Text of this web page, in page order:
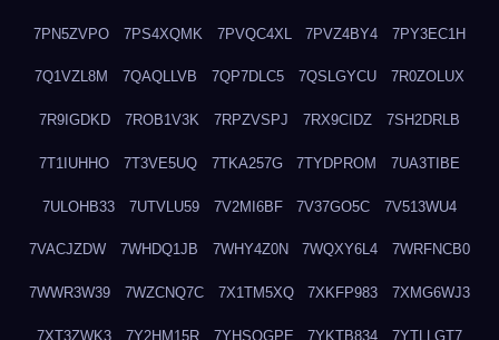
7PN5ZVPO 7PS4XQMK 7PVQC4XL 7PVZ4BY4 7PY3EC1H
7Q1VZL8M 7QAQLLVB 7QP7DLC5 7QSLGYCU 7R0ZOLUX
7R9IGDKD 7ROB1V3K 7RPZVSPJ 7RX9CIDZ 7SH2DRLB
7T1IUHHO 7T3VE5UQ 7TKA257G 7TYDPROM 7UA3TIBE
7ULOHB33 7UTVLU59 7V2MI6BF 7V37GO5C 7V513WU4
7VACJZDW 7WHDQ1JB 7WHY4Z0N 7WQXY6L4 7WRFNCB0
7WWR3W39 7WZCNQ7C 7X1TM5XQ 7XKFP983 7XMG6WJ3
7XT3ZWK3 7Y2HM15R 7YHSQGPE 7YKTB834 7YTLLGT7